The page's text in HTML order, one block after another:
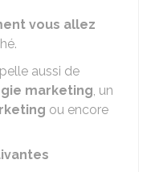
vous allez
aussi de
marketing, un
ou encore